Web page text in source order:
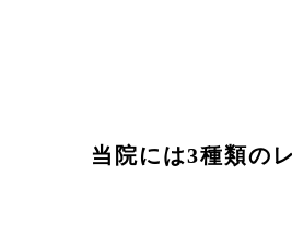
当院には3種類の